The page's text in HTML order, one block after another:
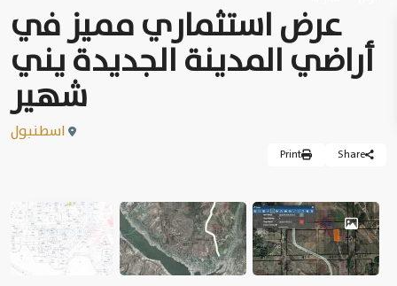
عرض استثماري مميز في
أراضي المدينة الجديدة يني
شهير
اسطنبول
Share
Print
مباع